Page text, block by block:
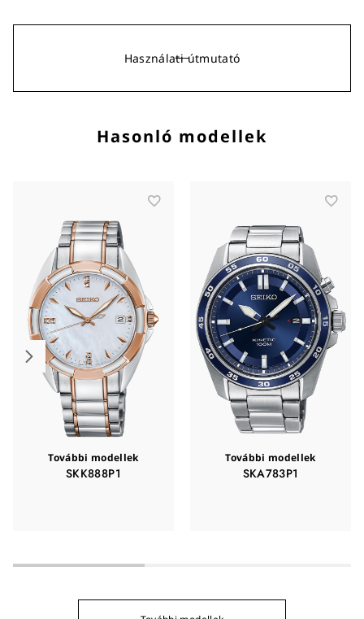
Használati útmutató
Hasonló modellek
További modellek
SKK888P1
További modellek
SKA783P1